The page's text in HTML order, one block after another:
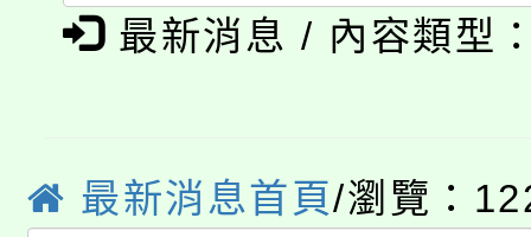
代理(課)教師甄選結果
「本色祭」8/29、30在
局官網。
8月14至27日，桃園電
最新消息 / 內容類型
最新消息首頁/瀏覽：